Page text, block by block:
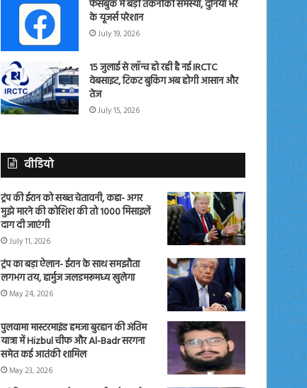
फेसबुक में बड़ी तकनीकी समस्या, दुनिया भर
के यूजर्स परेशान
July 19, 2026
15 जुलाई से लॉन्च हो रही है नई IRCTC
वेबसाइट, टिकट बुकिंग अब होगी आसान और
तेज
July 15, 2026
वीडियो
ट्रंप की ईरान को सख्त चेतावनी, कहा- अगर
मुझे मारने की कोशिश की तो 1000 मिसाइलें
दाग दी जाएंगी
July 11, 2026
ट्रंप का बड़ा ऐलान- ईरान के साथ समझौता
लगभग तय, हार्मुज जलडमरूमध्य खुलेगा
May 24, 2026
पुलवामा मास्टरमाइंड हमजा बुरहान की अंतिम
यात्रा में Hizbul चीफ और Al-Badr सरगना
समेत कई आतंकी शामिल
May 23, 2026